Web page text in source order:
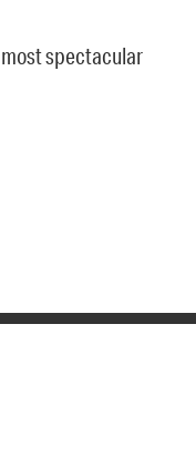
spectacular